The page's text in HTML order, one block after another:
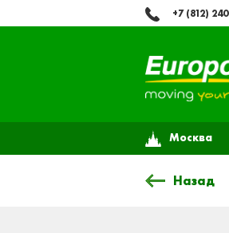
+7 (812)
Москва
Назад